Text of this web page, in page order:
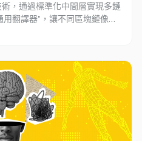
，通過標準化中間層實現多鏈
翻譯器"，讓不同區塊鏈像
了解底層技術細節。通過帳戶
治理提供了統一的基礎設
象有望進一步優化登入體驗、
應用。